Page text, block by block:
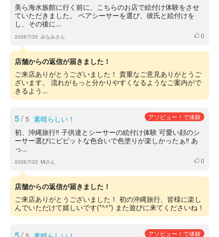
美ら海水族館に行く前に、こちらのお店で絵付け体験をさせ
ていただきました。 ペアシーサーを選び、彼氏と絵付けを
し、その後に...
2026/7/25 みなみさん いいね
0
店舗からの返信が届きました！
ご来店ありがとうございました！ 貴重なご意見ありがとうご
ざいます。 流れがもっと分かりやすくなるようなご案内がで
きるよう...
5/ 5 素晴らしい！ アソビュー！で体験
初、沖縄旅行‼︎ 子供達とシーサーの絵付け体験 可愛い顔のシ
ーサー選びにビビットな色合いで色塗りが楽しかったぁ‼︎ あ
っ...
2026/7/22 Miさん いいね
0
店舗からの返信が届きました！
ご来店ありがとうございました！ 初の沖縄旅行、皆様に楽し
んでいただけて嬉しいです(*^^*) また遊びに来てくださいね！
アソビュー！で体験